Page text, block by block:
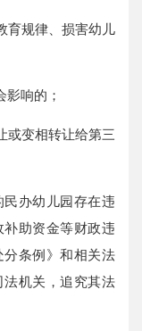
规律、损害幼儿
响的；
变相转让给第三
办幼儿园存在违
助资金等财政违
条例》和相关法
机关，追究其法